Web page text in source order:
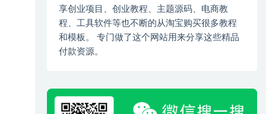
享创业项目、创业教程、主题源码、电商教
程、工具软件等也不断的从淘宝购买很多教程
和模板。 专门做了这个网站用来分享这些精品
付款资源。